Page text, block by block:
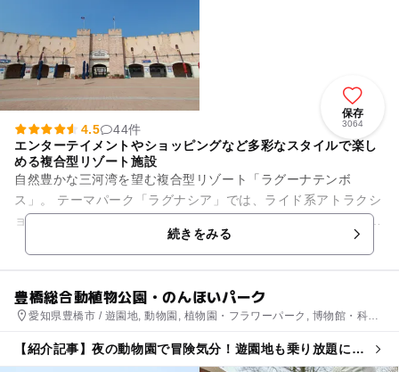
保存
3064
4.5
44件
エンターテイメントやショッピングなど多彩なスタイルで楽し
める複合型リゾート施設
自然豊かな三河湾を望む複合型リゾート「ラグーナテンボ
ス」。 テーマパーク「ラグナシア」では、ライド系アトラクシ
ョンや冒険型アトラクションのほか、噴水ショーや3Dマッピン
グなどエンターテイメント...続きをみる
豊橋総合動植物公園・のんほいパーク
愛知県豊橋市 / 遊園地, 動物園, 植物園・フラワーパーク, 博物館・科学
【紹介記事】夜の動物園で冒険気分！遊園地も乗り放題にな